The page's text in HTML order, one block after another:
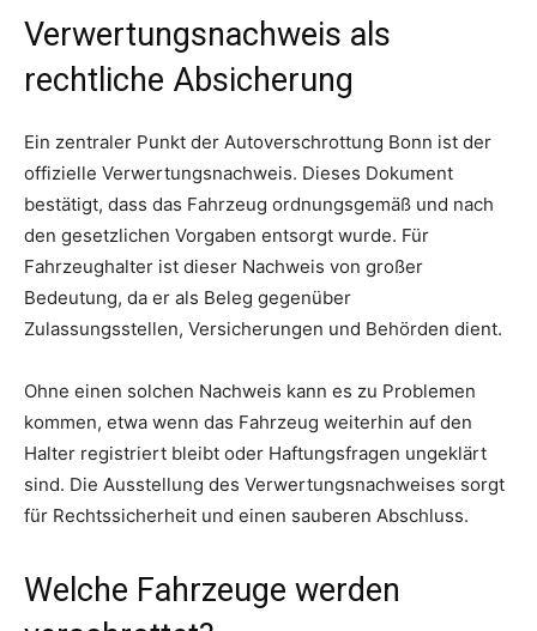
Verwertungsnachweis als
rechtliche Absicherung
Ein zentraler Punkt der Autoverschrottung Bonn ist der
offizielle Verwertungsnachweis. Dieses Dokument
bestätigt, dass das Fahrzeug ordnungsgemäß und nach
den gesetzlichen Vorgaben entsorgt wurde. Für
Fahrzeughalter ist dieser Nachweis von großer
Bedeutung, da er als Beleg gegenüber
Zulassungsstellen, Versicherungen und Behörden dient.
Ohne einen solchen Nachweis kann es zu Problemen
kommen, etwa wenn das Fahrzeug weiterhin auf den
Halter registriert bleibt oder Haftungsfragen ungeklärt
sind. Die Ausstellung des Verwertungsnachweises sorgt
für Rechtssicherheit und einen sauberen Abschluss.
Welche Fahrzeuge werden